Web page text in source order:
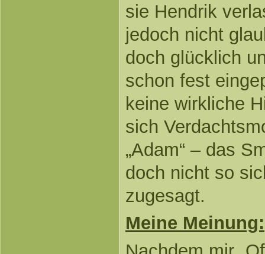
sie Hendrik
jedoch nicht
doch glücklich
schon fest
keine wirkliche
sich
„Adam“ – das
doch nicht so
zugesagt.
Meine Meinung: